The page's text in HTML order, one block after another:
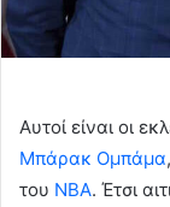
Αυτοί είναι οι
Μπάρακ Ομπάμα
του ΝΒΑ. Έτσι